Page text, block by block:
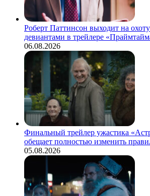
Роберт Паттинсон выходит на
девиантами в трейлере
06.08.2026
Финальный трейлер ужастика
обещает полностью изменить
05.08.2026